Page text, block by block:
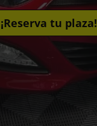
¡Reserva tu plaza!